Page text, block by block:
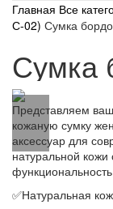
Главная Все
С-02) Сумка
Сумка
Представляем
кожаную сумку
аксессуар для
натуральной кожи
✅Натуральная